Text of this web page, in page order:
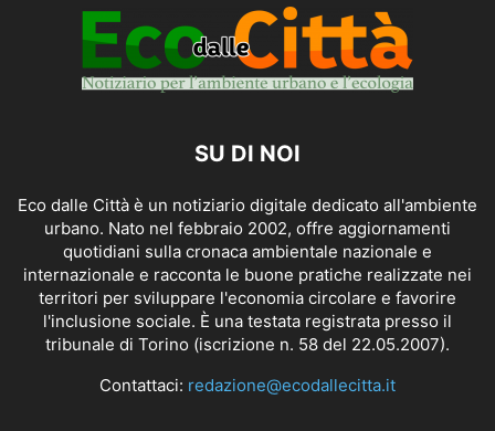
SU DI NOI
Eco dalle Città è un notiziario digitale dedicato all'ambiente
urbano. Nato nel febbraio 2002, offre aggiornamenti
quotidiani sulla cronaca ambientale nazionale e
internazionale e racconta le buone pratiche realizzate nei
territori per sviluppare l'economia circolare e favorire
l'inclusione sociale. È una testata registrata presso il
tribunale di Torino (iscrizione n. 58 del 22.05.2007).
Contattaci: redazione@ecodallecitta.it